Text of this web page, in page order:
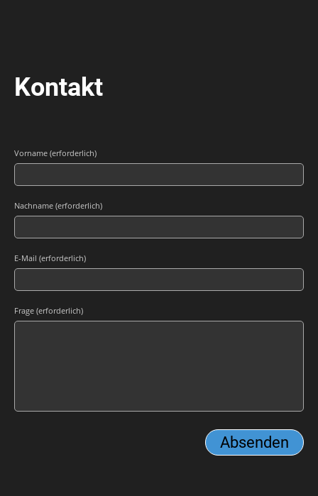
Kontakt
Vorname (erforderlich)
Nachname (erforderlich)
E-Mail (erforderlich)
Frage (erforderlich)